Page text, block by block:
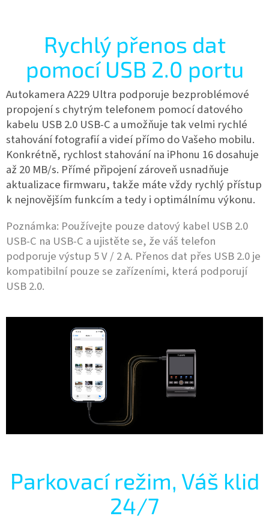
Rychlý přenos dat
pomocí USB 2.0 portu
Autokamera A229 Ultra podporuje bezproblémové
propojení s chytrým telefonem pomocí datového
kabelu USB 2.0 USB-C a umožňuje tak velmi rychlé
stahování fotografií a videí přímo do Vašeho mobilu.
Konkrétně, rychlost stahování na iPhonu 16 dosahuje
až 20 MB/s. Přímé připojení zároveň usnadňuje
aktualizace firmwaru, takže máte vždy rychlý přístup
k nejnovějším funkcím a tedy i optimálnímu výkonu.
Poznámka: Používejte pouze datový kabel USB 2.0
USB-C na USB-C a ujistěte se, že váš telefon
podporuje výstup 5 V / 2 A. Přenos dat přes USB 2.0 je
kompatibilní pouze se zařízeními, která podporují
USB 2.0.
Parkovací režim, Váš klid
24/7